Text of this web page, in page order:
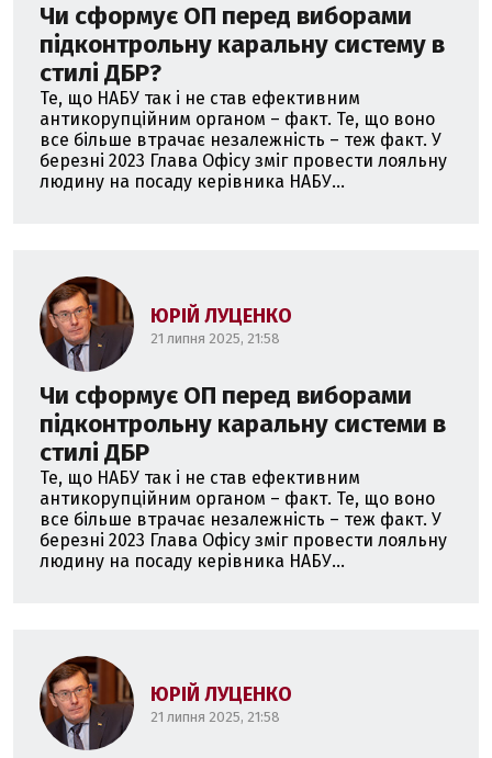
Чи сформує ОП перед виборами
підконтрольну каральну систему в
стилі ДБР?
Те, що НАБУ так і не став ефективним
антикорупційним органом – факт. Те, що воно
все більше втрачає незалежність – теж факт. У
березні 2023 Глава Офісу зміг провести лояльну
людину на посаду керівника НАБУ...
ЮРІЙ ЛУЦЕНКО
21 липня 2025, 21:58
Чи сформує ОП перед виборами
підконтрольну каральну системи в
стилі ДБР
Те, що НАБУ так і не став ефективним
антикорупційним органом – факт. Те, що воно
все більше втрачає незалежність – теж факт. У
березні 2023 Глава Офісу зміг провести лояльну
людину на посаду керівника НАБУ...
ЮРІЙ ЛУЦЕНКО
21 липня 2025, 21:58